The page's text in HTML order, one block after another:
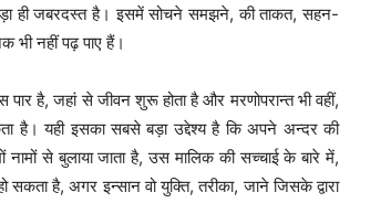
ही जबरदस्त है। इसमें सोचने समझने, की ताकत, सहन-
भी नहीं पढ़ पाए हैं।
है, जहां से जीवन शुरू होता है और मरणोपरान्त भी वहीं,
है। यही इसका सबसे बड़ा उद्देश्य है कि अपने अन्दर की
से बुलाया जाता है, उस मालिक की सच्चाई के बारे में,
है, अगर इन्सान वो युक्ति, तरीका, जाने जिसके द्वारा